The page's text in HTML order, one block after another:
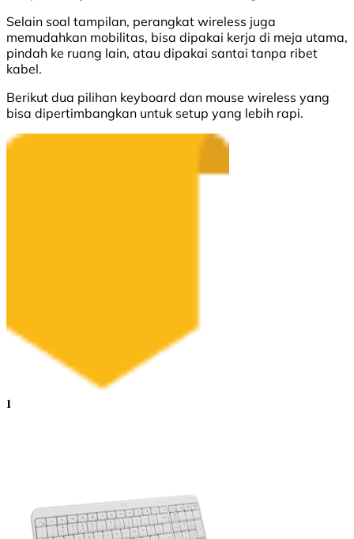
Selain soal tampilan, perangkat wireless juga
memudahkan mobilitas, bisa dipakai kerja di meja utama,
pindah ke ruang lain, atau dipakai santai tanpa ribet
kabel.
Berikut dua pilihan keyboard dan mouse wireless yang
bisa dipertimbangkan untuk setup yang lebih rapi.
1